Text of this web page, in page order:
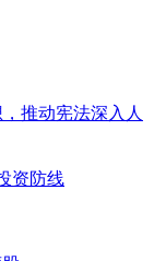
推动宪法深入人
资防线